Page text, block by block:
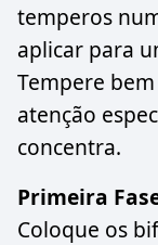
temperos
aplicar para
Tempere
atenção
concentra.
Primeira
Coloque os